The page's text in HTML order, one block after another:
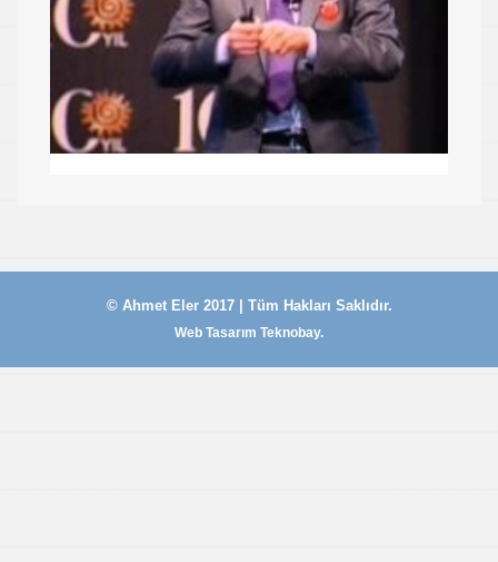
© Ahmet Eler 2017 | Tüm Hakları Saklıdır.
Web Tasarım Teknobay.